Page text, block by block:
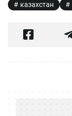
казахстан